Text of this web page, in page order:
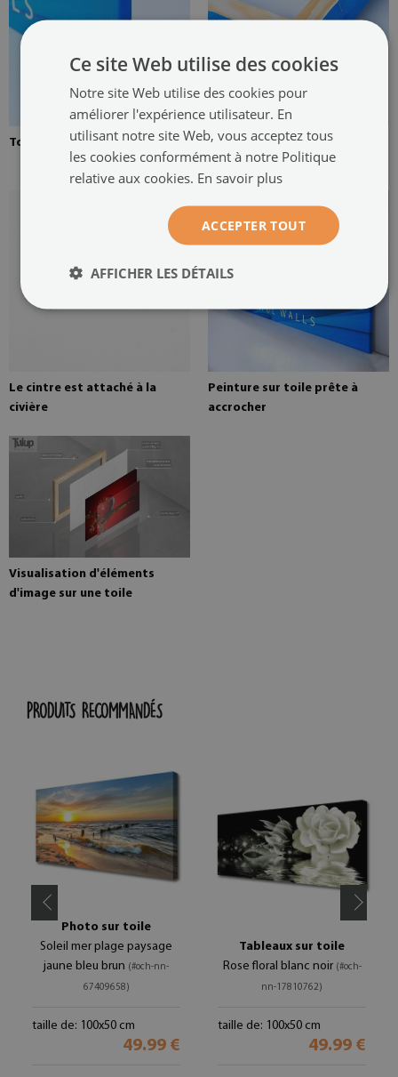
Toile tendue sur une civière
Brancard en pin pour une
peinture sur toile
Le cintre est attaché à la
civière
Peinture sur toile prête à
accrocher
Visualisation d'éléments
d'image sur une toile
PRODUITS RECOMMANDÉS
Photo sur toile
Soleil mer plage paysage
jaune bleu brun (#och-nn-
67409658)
taille de: 100x50 cm
49.99 €
Tableaux sur toile
Rose floral blanc noir (#och-
nn-17810762)
taille de: 100x50 cm
49.99 €
Ce site Web utilise des cookies
Notre site Web utilise des cookies pour
améliorer l'expérience utilisateur. En
utilisant notre site Web, vous acceptez tous
les cookies conformément à notre Politique
relative aux cookies. En savoir plus
ACCEPTER TOUT
AFFICHER LES DÉTAILS